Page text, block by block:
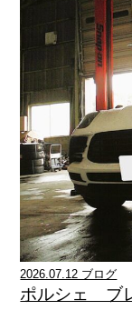
2026.07.12 ブログ
ポルシェ ブ